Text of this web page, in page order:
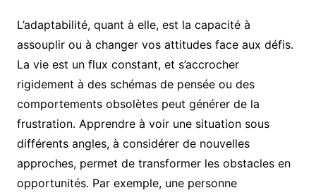
L’adaptabilité, quant à elle, est la capacité à
assouplir ou à changer vos attitudes face aux défis.
La vie est un flux constant, et s’accrocher
rigidement à des schémas de pensée ou des
comportements obsolètes peut générer de la
frustration. Apprendre à voir une situation sous
différents angles, à considérer de nouvelles
approches, permet de transformer les obstacles en
opportunités. Par exemple, une personne